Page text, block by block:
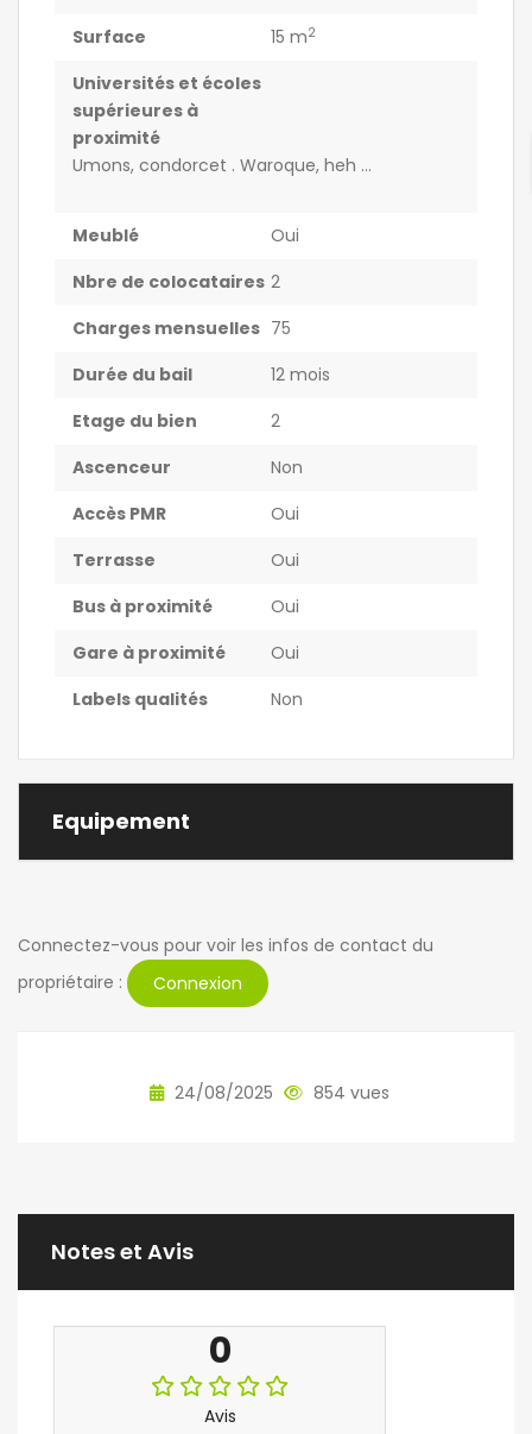
Surface
15 m2
Universités et écoles
supérieures à
proximité
Umons, condorcet . Waroque, heh …
Meublé
Oui
Nbre de colocataires 2
Charges mensuelles 75
Durée du bail
12 mois
Etage du bien
2
Ascenceur
Non
Accès PMR
Oui
Terrasse
Oui
Bus à proximité
Oui
Gare à proximité
Oui
Labels qualités
Non
Equipement
Connectez-vous pour voir les infos de contact du
propriétaire :
Connexion
24/08/2025 854 vues
Notes et Avis
0
Avis